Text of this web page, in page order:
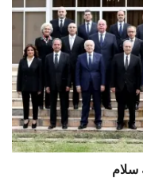
سلام